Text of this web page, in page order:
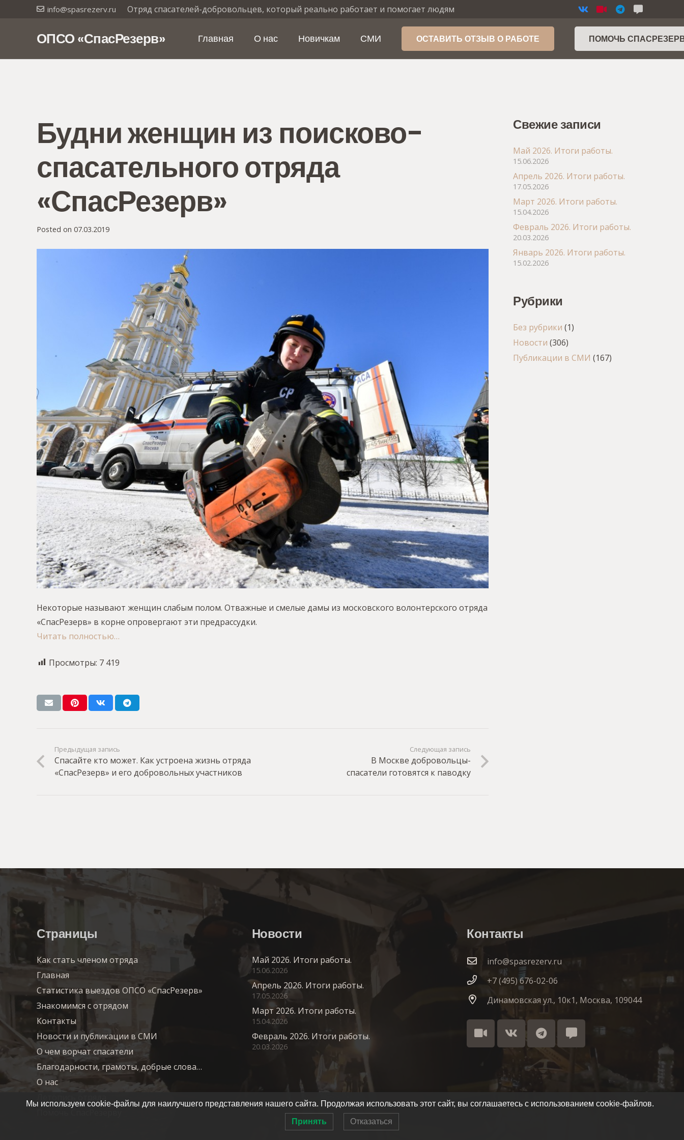
info@spasrezerv.ru Отряд спасателей-добровольцев, который реально работает и помогает людям
ОПСО «СпасРезерв» Главная О нас Новичкам СМИ ОСТАВИТЬ ОТЗЫВ О РАБОТЕ ПОМОЧЬ
Будни женщин из поисково-
спасательного отряда
«СпасРезерв»
Posted on 07.03.2019
Некоторые называют женщин слабым полом. Отважные и смелые дамы из московского волонтерского отряда
«СпасРезерв» в корне опровергают эти предрассудки.
Читать полностью…
Просмотры: 7 419
Предыдущая запись
Спасайте кто может. Как устроена жизнь отряда
«СпасРезерв» и его добровольных участников
Следующая запись
В Москве добровольцы-
спасатели готовятся к паводку
Свежие записи
Май 2026. Итоги работы.
15.06.2026
Апрель 2026. Итоги работы.
17.05.2026
Март 2026. Итоги работы.
15.04.2026
Февраль 2026. Итоги работы.
20.03.2026
Январь 2026. Итоги работы.
15.02.2026
Рубрики
Без рубрики (1)
Новости (306)
Публикации в СМИ (167)
Страницы
Как стать членом отряда
Главная
Статистика выездов ОПСО «СпасРезерв»
Знакомимся с отрядом
Контакты
Новости и публикации в СМИ
О чем ворчат спасатели
Благодарности, грамоты, добрые слова…
О нас
Новости
Май 2026. Итоги работы.
15.06.2026
Апрель 2026. Итоги работы.
17.05.2026
Март 2026. Итоги работы.
15.04.2026
Февраль 2026. Итоги работы.
20.03.2026
Контакты
info@spasrezerv.ru
+7 (495) 676-02-06
Динамовская ул., 10к1, Москва, 109044
Мы используем cookie-файлы для наилучшего представления нашего сайта. Продолжая использовать этот сайт, вы соглашаетесь с использованием cookie-файлов.
Принять Отказаться